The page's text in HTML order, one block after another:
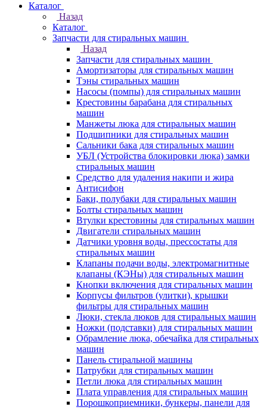
Каталог
Назад
Каталог
Запчасти для стиральных машин
Назад
Запчасти для стиральных машин
Амортизаторы для стиральных машин
Тэны стиральных машин
Насосы (помпы) для стиральных машин
Крестовины барабана для стиральных
машин
Манжеты люка для стиральных машин
Подшипники для стиральных машин
Сальники бака для стиральных машин
УБЛ (Устройства блокировки люка) замки
стиральных машин
Средство для удаления накипи и жира
Антисифон
Баки, полубаки для стиральных машин
Болты стиральных машин
Втулки крестовины для стиральных машин
Двигатели стиральных машин
Датчики уровня воды, прессостаты для
стиральных машин
Клапаны подачи воды, электромагнитные
клапаны (КЭНы) для стиральных машин
Кнопки включения для стиральных машин
Корпусы фильтров (улитки), крышки
фильтры для стиральных машин
Люки, стекла люков для стиральных машин
Ножки (подставки) для стиральных машин
Обрамление люка, обечайка для стиральных
машин
Панель стиральной машины
Патрубки для стиральных машин
Петли люка для стиральных машин
Плата управления для стиральных машин
Порошкоприемники, бункеры, панели для